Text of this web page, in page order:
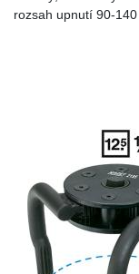
rozsah upnutí 90-